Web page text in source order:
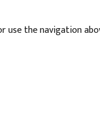
use the navigation